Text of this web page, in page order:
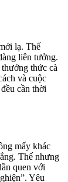
lạ. Thế
liên tưởng.
thức cà
và cuộc
cần thời
mấy khác
Thế nhưng
quen với
Yêu